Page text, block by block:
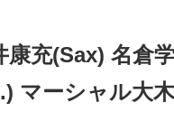
康充(Sax) 名倉
マーシャル大